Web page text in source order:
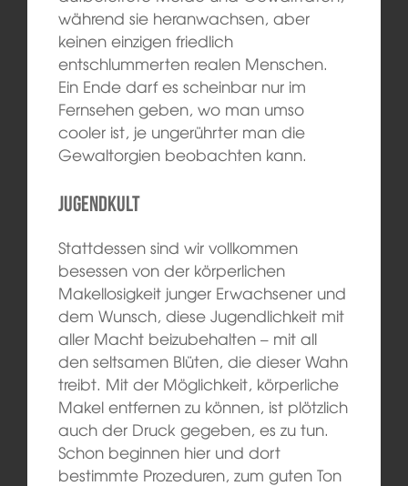
während sie heranwachsen, aber
keinen einzigen friedlich
entschlummerten realen Menschen.
Ein Ende darf es scheinbar nur im
Fernsehen geben, wo man umso
cooler ist, je ungerührter man die
Gewaltorgien beobachten kann.
Jugendkult
Stattdessen sind wir vollkommen
besessen von der körperlichen
Makellosigkeit junger Erwachsener und
dem Wunsch, diese Jugendlichkeit mit
aller Macht beizubehalten – mit all
den seltsamen Blüten, die dieser Wahn
treibt. Mit der Möglichkeit, körperliche
Makel entfernen zu können, ist plötzlich
auch der Druck gegeben, es zu tun.
Schon beginnen hier und dort
bestimmte Prozeduren, zum guten Ton